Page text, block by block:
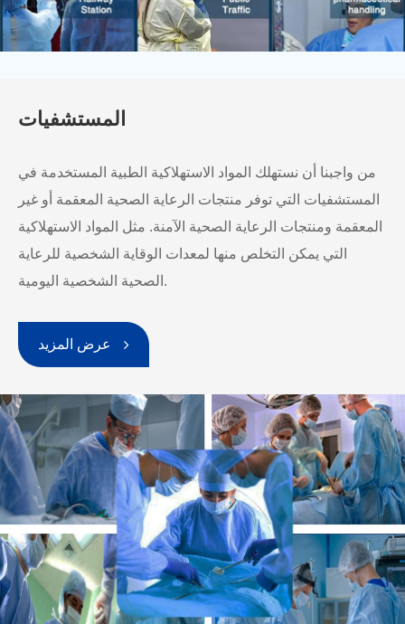
المستشفيات
من واجبنا أن نستهلك المواد الاستهلاكية الطبية المستخدمة في
المستشفيات التي توفر منتجات الرعاية الصحية المعقمة أو غير
المعقمة ومنتجات الرعاية الصحية الآمنة. مثل المواد الاستهلاكية
التي يمكن التخلص منها لمعدات الوقاية الشخصية للرعاية
الصحية الشخصية اليومية.